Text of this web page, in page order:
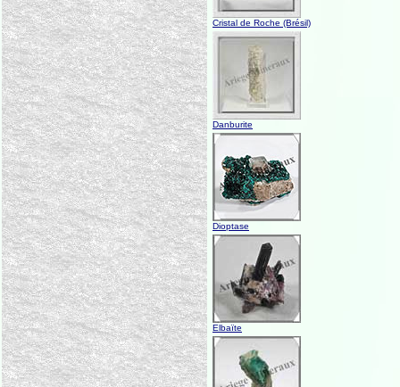
Cristal de Roche (Brésil)
Danburite
Dioptase
Elbaïte